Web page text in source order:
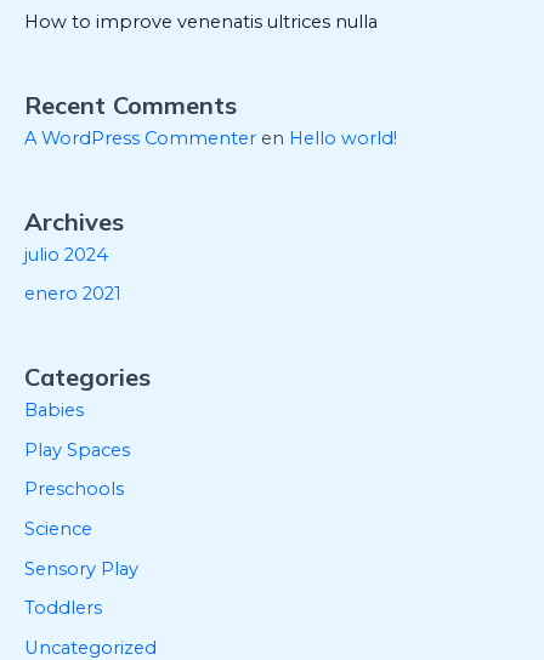
How to improve venenatis ultrices nulla
Recent Comments
A WordPress Commenter en Hello world!
Archives
julio 2024
enero 2021
Categories
Babies
Play Spaces
Preschools
Science
Sensory Play
Toddlers
Uncategorized